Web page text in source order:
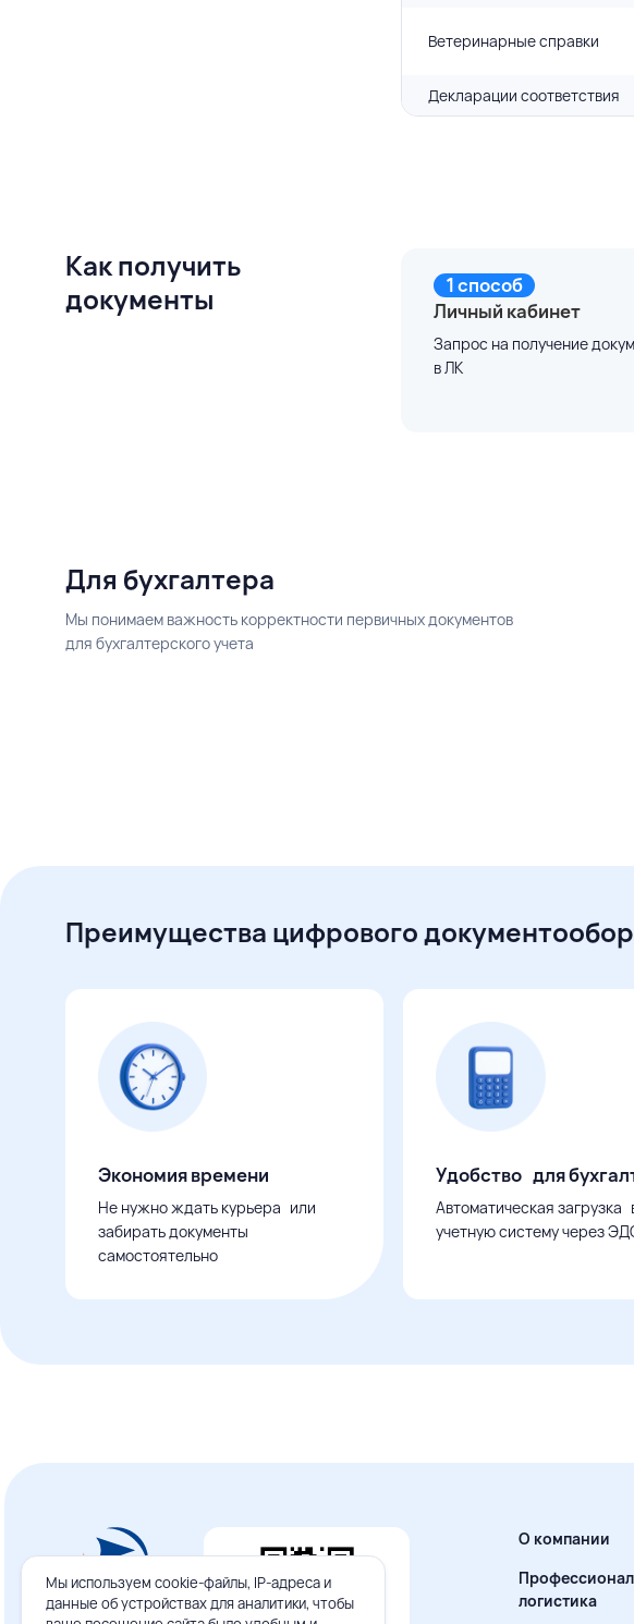
Ветеринарные справки
Декларации соответствия
Как получить
документы
1 способ
Личный кабинет
Запрос на получение
в ЛК
Для бухгалтера
Мы понимаем важность корректности первичных документов
для бухгалтерского учета
Преимущества цифрового
Экономия времени
Не нужно ждать курьера или
забирать документы
самостоятельно
Удобство для
Автоматическая загрузка
учетную систему через
О компании
логистика
Мы используем cookie-файлы, IP-адреса и
данные об устройствах для аналитики, чтобы